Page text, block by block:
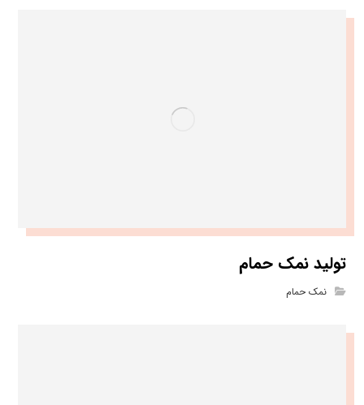
تولید نمک حمام
نمک حمام